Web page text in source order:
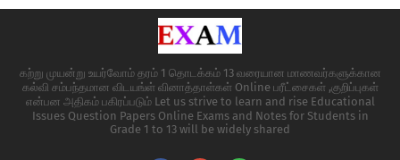
கற்று முயன்று உயர்வோம் தரம் 1 தொடக்கம் 13 வரையான மாணவர்களுக்கான
கல்வி சம்பந்தமான விடயங்ள் வினாத்தாள்கள் Online பரீட்சைகள் ,குறிப்புகள்
என்பன அதிகம் பகிரப்படும் Let us strive to learn and rise Educational
Issues Question Papers Online Exams and Notes for Students in
Grade 1 to 13 will be widely shared